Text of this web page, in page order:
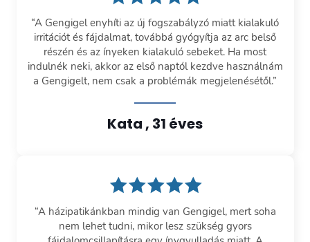
“A Gengigel enyhíti az új fogszabályzó miatt kialakuló
irritációt és fájdalmat, továbbá gyógyítja az arc belső
részén és az ínyeken kialakuló sebeket. Ha most
indulnék neki, akkor az első naptól kezdve használnám
a Gengigelt, nem csak a problémák megjelenésétől.”
Kata , 31 éves
“A házipatikánkban mindig van Gengigel, mert soha
nem lehet tudni, mikor lesz szükség gyors